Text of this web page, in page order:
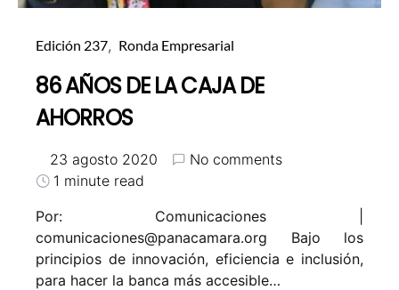
Edición 237 Ronda Empresarial
86 AÑOS DE LA CAJA DE
AHORROS
23 agosto 2020
No comments
1 minute read
Por: Comunicaciones |
comunicaciones@panacamara.org Bajo los
principios de innovación, eficiencia e inclusión,
para hacer la banca más accesible…